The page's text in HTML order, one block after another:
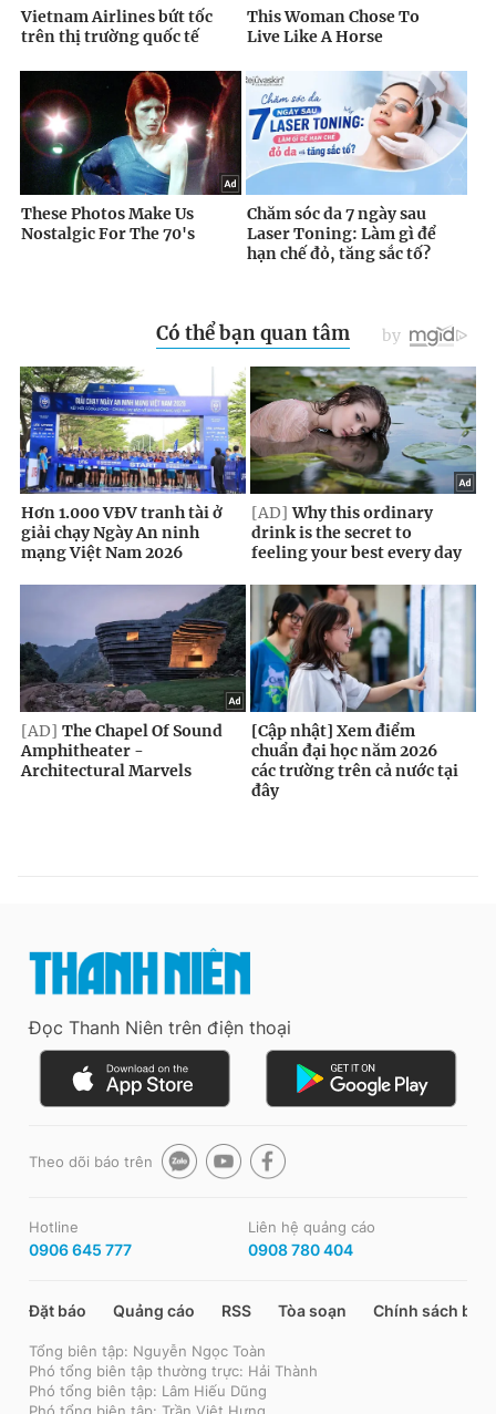
Đọc Thanh Niên trên điện thoại
Theo dõi báo trên
Hotline
0906 645 777
Liên hệ quảng cáo
0908 780 404
Đặt báo Quảng cáo RSS Tòa soạn Chính sách bảo
Tổng biên tập: Nguyễn Ngọc Toàn
Phó tổng biên tập thường trực: Hải Thành
Phó tổng biên tập: Lâm Hiếu Dũng
Phó tổng biên tập: Trần Việt Hưng